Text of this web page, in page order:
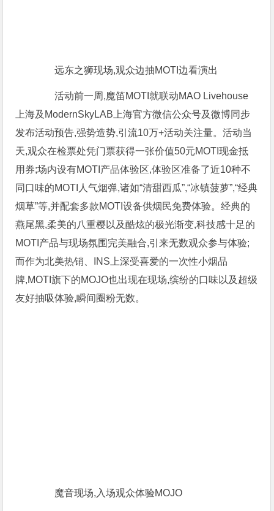
远东之狮现场,观众边抽MOTI边看演出
活动前一周,魔笛MOTI就联动MAO Livehouse
上海及ModernSkyLAB上海官方微信公众号及微博同步
发布活动预告,强势造势,引流10万+活动关注量。活动当
天,观众在检票处凭门票获得一张价值50元MOTI现金抵
用券;场内设有MOTI产品体验区,体验区准备了近10种不
同口味的MOTI人气烟弹,诸如“清甜西瓜”,“冰镇菠萝”,“经典
烟草”等,并配套多款MOTI设备供烟民免费体验。经典的
燕尾黑,柔美的八重樱以及酷炫的极光渐变,科技感十足的
MOTI产品与现场氛围完美融合,引来无数观众参与体验;
而作为北美热销、INS上深受喜爱的一次性小烟品
牌,MOTI旗下的MOJO也出现在现场,缤纷的口味以及超级
友好抽吸体验,瞬间圈粉无数。
魔音现场,入场观众体验MOJO